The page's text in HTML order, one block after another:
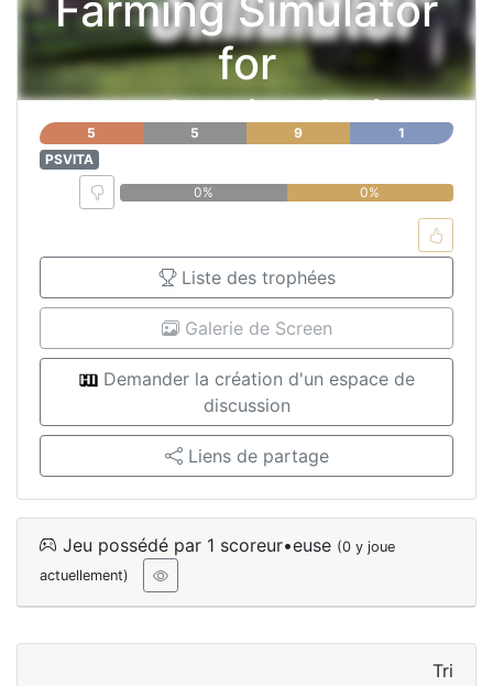
for
PlayStation®Vita
5 5 9
1
PSVITA
0%
0%
Liste des trophées
Galerie de Screen
Demander la création d'un espace de
discussion
Liens de partage
Jeu possédé par 1 scoreur•euse (0 y joue
actuellement)
Tri